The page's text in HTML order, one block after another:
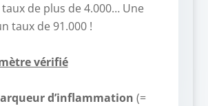
taux de plus de 4.000… Une
taux de 91.000 !
vérifié
d’inflammation (=